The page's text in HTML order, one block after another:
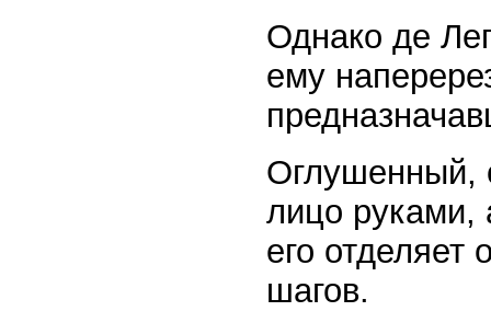
Однако де
ему
Оглушенный,
лицо руками,
его отделяет
шагов.